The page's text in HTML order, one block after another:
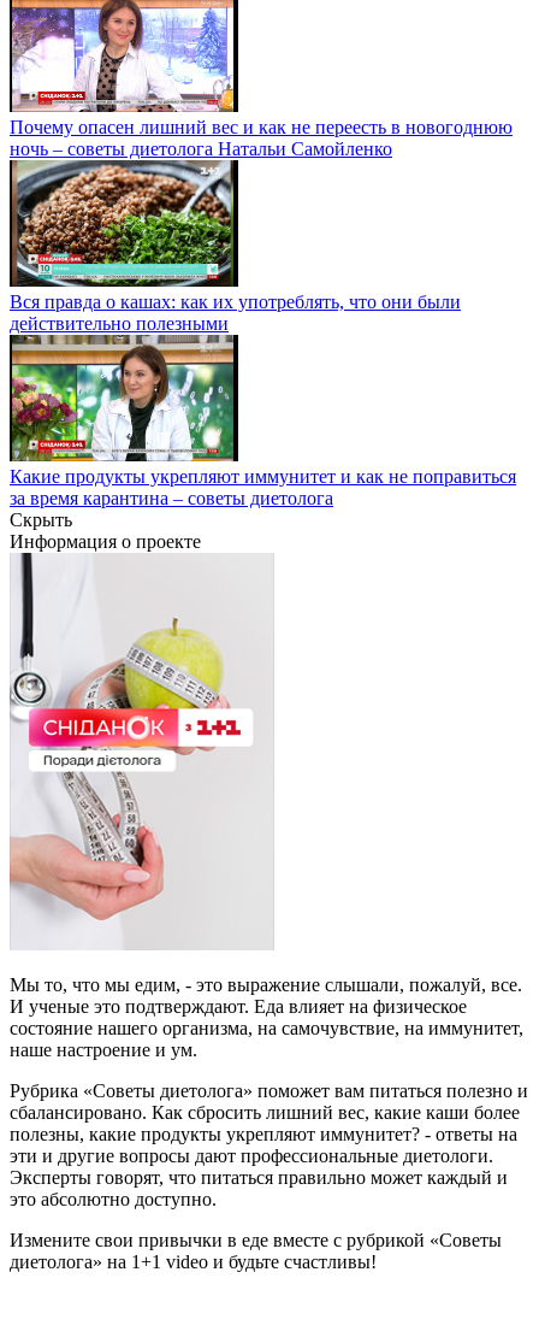
Почему опасен лишний вес и как не переесть в новогоднюю
ночь – советы диетолога Натальи Самойленко
Вся правда о кашах: как их употреблять, что они были
действительно полезными
Какие продукты укрепляют иммунитет и как не поправиться
за время карантина – советы диетолога
Скрыть
Информация о проекте
Мы то, что мы едим, - это выражение слышали, пожалуй, все.
И ученые это подтверждают. Еда влияет на физическое
состояние нашего организма, на самочувствие, на иммунитет,
наше настроение и ум.
Рубрика «Советы диетолога» поможет вам питаться полезно и
сбалансировано. Как сбросить лишний вес, какие каши более
полезны, какие продукты укрепляют иммунитет? - ответы на
эти и другие вопросы дают профессиональные диетологи.
Эксперты говорят, что питаться правильно может каждый и
это абсолютно доступно.
Измените свои привычки в еде вместе с рубрикой «Советы
диетолога» на 1+1 video и будьте счастливы!